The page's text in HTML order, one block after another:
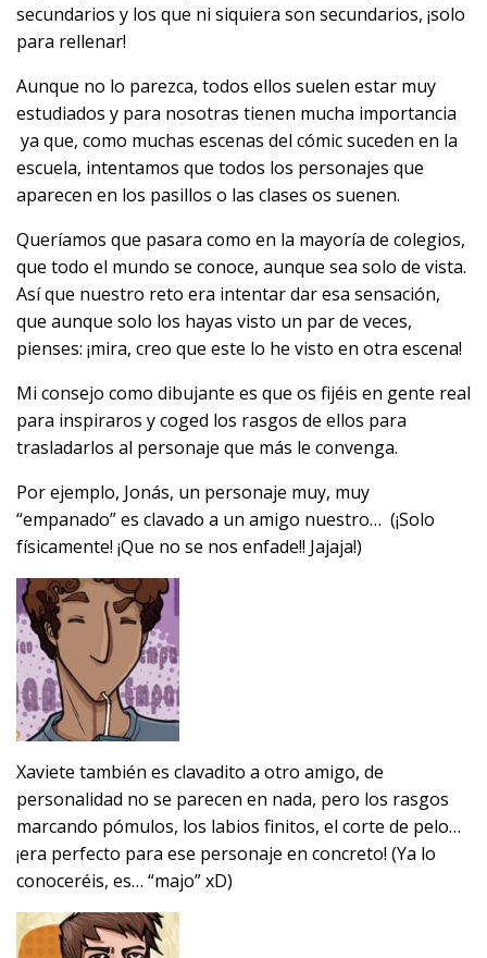
secundarios y los que ni siquiera son secundarios, ¡solo
para rellenar!
Aunque no lo parezca, todos ellos suelen estar muy
estudiados y para nosotras tienen mucha importancia
ya que, como muchas escenas del cómic suceden en la
escuela, intentamos que todos los personajes que
aparecen en los pasillos o las clases os suenen.
Queríamos que pasara como en la mayoría de colegios,
que todo el mundo se conoce, aunque sea solo de vista.
Así que nuestro reto era intentar dar esa sensación,
que aunque solo los hayas visto un par de veces,
pienses: ¡mira, creo que este lo he visto en otra escena!
Mi consejo como dibujante es que os fijéis en gente real
para inspiraros y coged los rasgos de ellos para
trasladarlos al personaje que más le convenga.
Por ejemplo, Jonás, un personaje muy, muy
“empanado” es clavado a un amigo nuestro… (¡Solo
físicamente! ¡Que no se nos enfade!! Jajaja!)
Xaviete también es clavadito a otro amigo, de
personalidad no se parecen en nada, pero los rasgos
marcando pómulos, los labios finitos, el corte de pelo…
¡era perfecto para ese personaje en concreto! (Ya lo
conoceréis, es… “majo” xD)